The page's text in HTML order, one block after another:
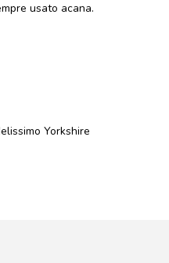
usato acana.
Yorkshire